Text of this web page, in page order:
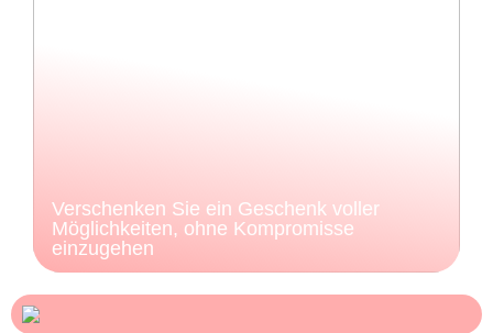
Verschenken Sie ein Geschenk voller
Möglichkeiten, ohne Kompromisse
einzugehen